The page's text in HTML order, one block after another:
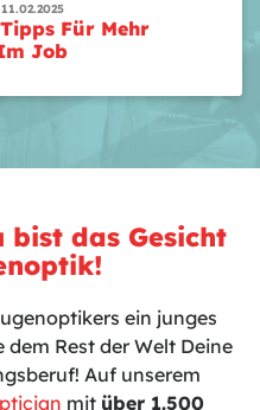
11.02.2025
Für Mehr
Job
bist das Gesicht
ein junges
Rest der Welt Deine
Auf unserem
mit über 1.500